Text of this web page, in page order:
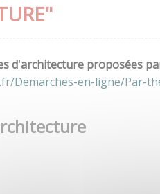
d'architecture proposées
Demarches-en-ligne/Par-